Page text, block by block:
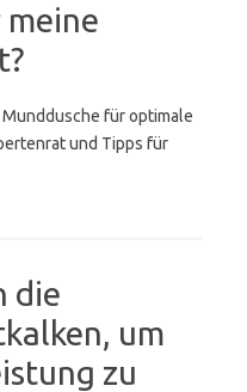
für optimale
und Tipps für
die
um
zu